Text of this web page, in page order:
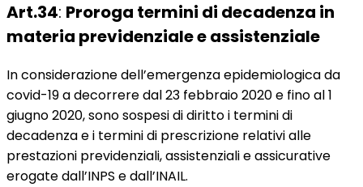
Art.34: Proroga termini di decadenza in
materia previdenziale e assistenziale
In considerazione dell’emergenza epidemiologica da
covid-19 a decorrere dal 23 febbraio 2020 e fino al 1
giugno 2020, sono sospesi di diritto i termini di
decadenza e i termini di prescrizione relativi alle
prestazioni previdenziali, assistenziali e assicurative
erogate dall’INPS e dall’INAIL.